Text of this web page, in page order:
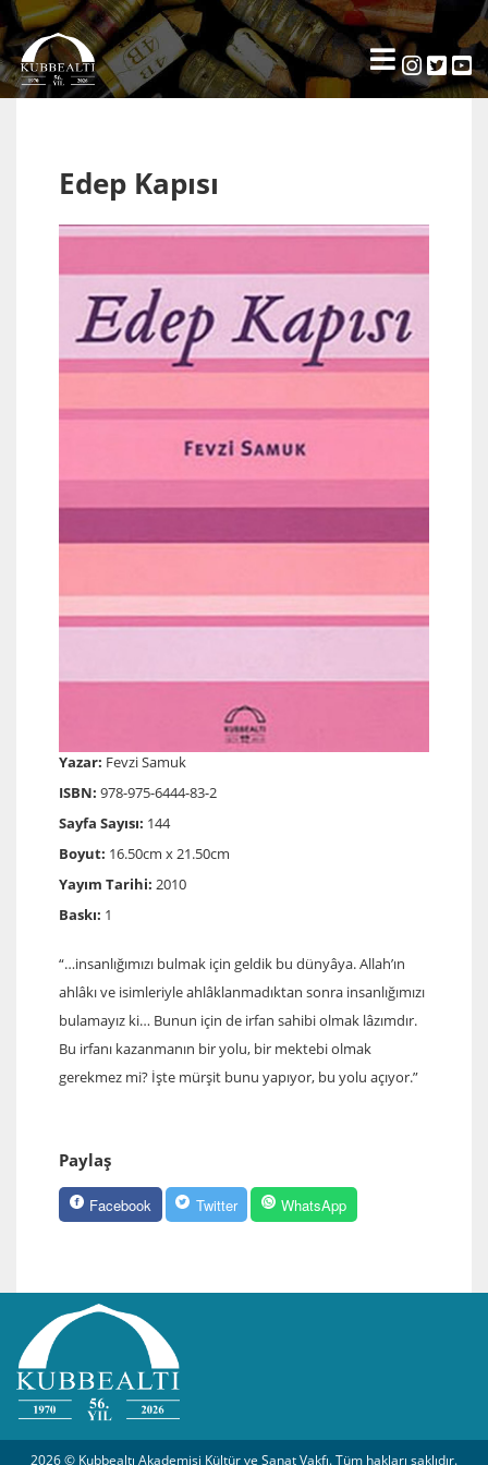
Edep Kapısı
Yazar: Fevzi Samuk
ISBN: 978-975-6444-83-2
Sayfa Sayısı: 144
Boyut: 16.50cm x 21.50cm
Yayım Tarihi: 2010
Baskı: 1
“…insanlığımızı bulmak için geldik bu dünyâya. Allah’ın
ahlâkı ve isimleriyle ahlâklanmadıktan sonra insanlığımızı
bulamayız ki… Bunun için de irfan sahibi olmak lâzımdır.
Bu irfanı kazanmanın bir yolu, bir mektebi olmak
gerekmez mi? İşte mürşit bunu yapıyor, bu yolu açıyor.”
Paylaş
Facebook Twitter WhatsApp
2026 © Kubbealtı Akademisi Kültür ve Sanat Vakfı. Tüm hakları saklıdır.